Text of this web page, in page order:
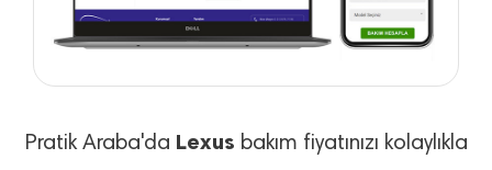
Pratik Araba'da Lexus bakım fiyatınızı kolaylıkla